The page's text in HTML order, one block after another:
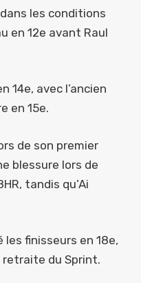
les conditions
en 12e avant Raul
14e, avec l’ancien
en 15e.
de son premier
blessure lors de
tandis qu’Ai
les finisseurs en 18e,
retraite du Sprint.